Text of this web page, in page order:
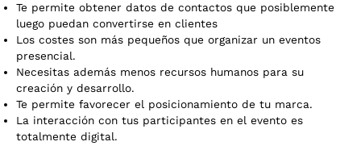
Te permite obtener datos de contactos que posiblemente
luego puedan convertirse en clientes
Los costes son más pequeños que organizar un eventos
presencial.
Necesitas además menos recursos humanos para su
creación y desarrollo.
Te permite favorecer el posicionamiento de tu marca.
La interacción con tus participantes en el evento es
totalmente digital.